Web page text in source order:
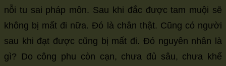
nỗi tu sai pháp môn. Sau khi đắc được tam muội sẽ
không bị mất đi nữa. Đó là chân thật. Cũng có người
sau khi đạt được cũng bị mất đi. Đó nguyên nhân là
gì? Do công phu còn cạn, chưa đủ sâu, chưa khế